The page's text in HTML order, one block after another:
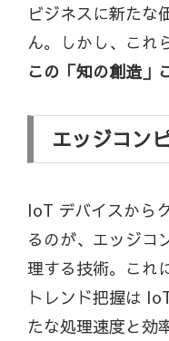
ビジネスに新たな
ん。しかし、これ
この「知の創造」
エッジコン
IoT デバイスから
るのが、エッジコ
理する技術。これ
トレンド把握は
たな処理速度と効